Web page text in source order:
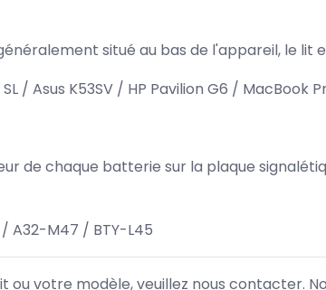
situé au bas de l'appareil, le lit
/ Asus K53SV / HP Pavilion G6 / MacBook
de chaque batterie sur la plaque
A32-M47 / BTY-L45
ou votre modèle, veuillez nous contacter.